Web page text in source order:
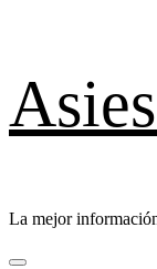
contenido
La mejor